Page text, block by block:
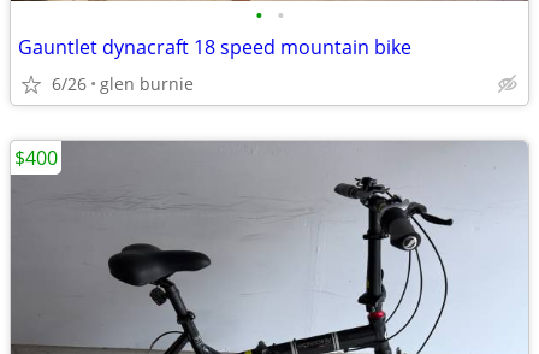
• •
Gauntlet dynacraft 18 speed mountain bike
6/26 glen burnie
$400